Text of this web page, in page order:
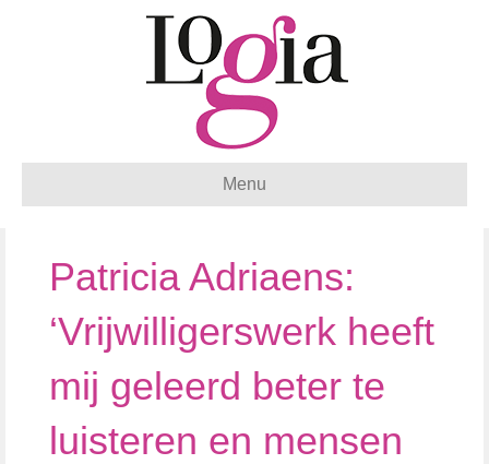
Menu
Patricia Adriaens:
‘Vrijwilligerswerk heeft
mij geleerd beter te
luisteren en mensen